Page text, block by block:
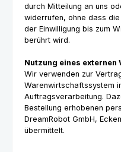
durch Mitteilung an uns
widerrufen, ohne dass
der Einwilligung bis zum
berührt wird.
Nutzung eines
Wir verwenden zur
Warenwirtschaftssystem
Auftragsverarbeitung.
Bestellung erhobenen
DreamRobot GmbH,
übermittelt.